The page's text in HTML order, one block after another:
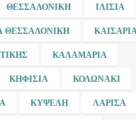
ΘΕΣΣΑΛΟΝΊΚΗ ΙΛΊΣΙΑ
ΘΕΣΣΑΛΟΝΊΚΗ
ΚΑΛΑΜΑΡΙΆ
ΚΗΦΙΣΙΆ ΚΟΛΩΝΆΚΙ
ΚΥΨΈΛΗ ΛΆΡΙΣΑ